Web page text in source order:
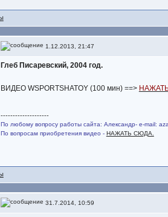
1.12.2013, 21:47
Глеб Писаревский, 2004 год.
ВИДЕО WSPORTSHATOY (100 мин) ==>
--------------------
По любому вопросу работы сайта: Александр- e-mail:
По вопросам приобретения видео - НАЖАТЬ СЮДА.
31.7.2014, 10:59